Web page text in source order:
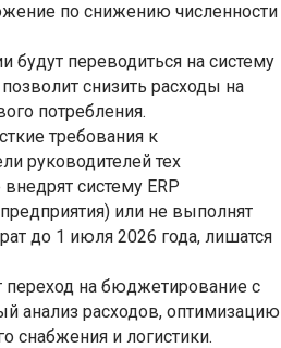
по снижению численности
будут переводиться на систему
снизить расходы на
потребления.
требования к
руководителей тех
систему ERP
или не выполнят
до 1 июля 2026 года, лишатся
переход на бюджетирование с
анализ расходов, оптимизацию
снабжения и логистики.